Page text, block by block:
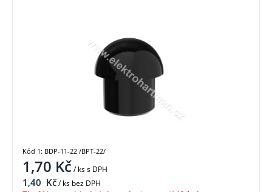
1,70 Kč/ kss DPH
1,40 Kč/ ks bez DPH
Kód 1: BDP-11-22 /BPT-22/